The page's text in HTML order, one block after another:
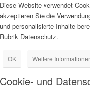
Diese Website verwendet
akzeptieren Sie die
und personalisierte Inhalte
Rubrik Datenschutz.
OK Weitere
Cookie- und